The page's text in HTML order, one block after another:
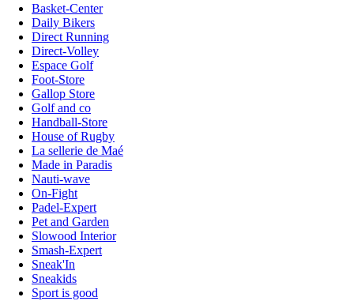
Basket-Center
Daily Bikers
Direct Running
Direct-Volley
Espace Golf
Foot-Store
Gallop Store
Golf and co
Handball-Store
House of Rugby
La sellerie de Maé
Made in Paradis
Nauti-wave
On-Fight
Padel-Expert
Pet and Garden
Slowood Interior
Smash-Expert
Sneak'In
Sneakids
Sport is good